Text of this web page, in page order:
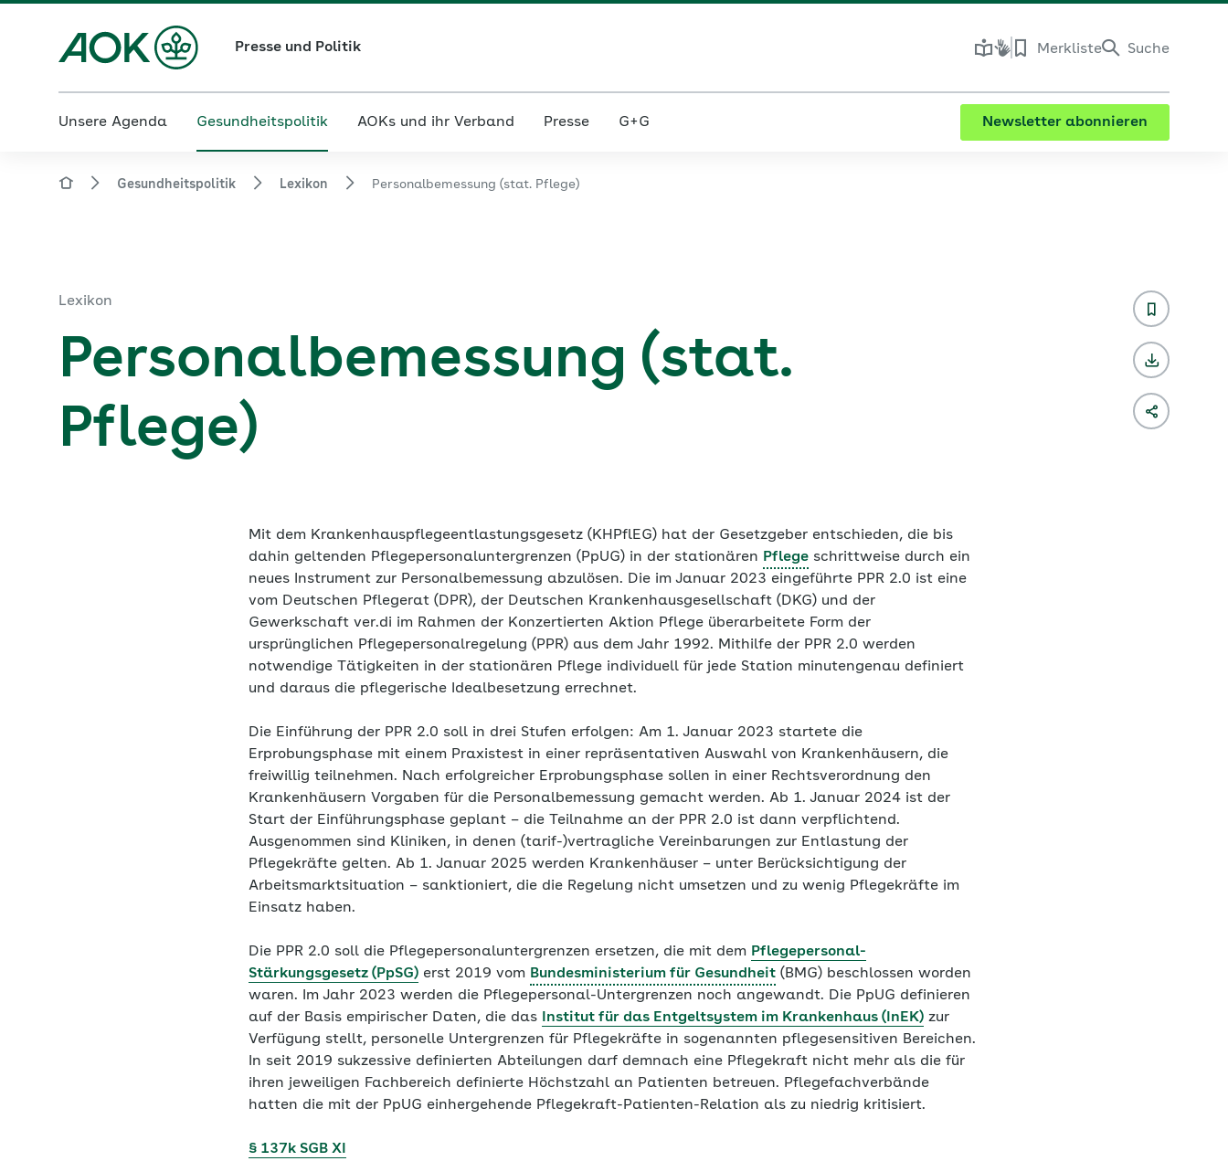
Presse und Politik Merkliste Suche
Unsere Agenda Gesundheitspolitik AOKs und ihr Verband Presse G+G Newsletter abonnieren
Gesundheitspolitik Lexikon Personalbemessung (stat. Pflege)
Lexikon
Personalbemessung (stat.
Pflege)
Mit dem Krankenhauspflegeentlastungsgesetz (KHPflEG) hat der Gesetzgeber entschieden, die bis
dahin geltenden Pflegepersonaluntergrenzen (PpUG) in der stationären Pflege schrittweise durch ein
neues Instrument zur Personalbemessung abzulösen. Die im Januar 2023 eingeführte PPR 2.0 ist eine
vom Deutschen Pflegerat (DPR), der Deutschen Krankenhausgesellschaft (DKG) und der
Gewerkschaft ver.di im Rahmen der Konzertierten Aktion Pflege überarbeitete Form der
ursprünglichen Pflegepersonalregelung (PPR) aus dem Jahr 1992. Mithilfe der PPR 2.0 werden
notwendige Tätigkeiten in der stationären Pflege individuell für jede Station minutengenau definiert
und daraus die pflegerische Idealbesetzung errechnet.
Die Einführung der PPR 2.0 soll in drei Stufen erfolgen: Am 1. Januar 2023 startete die
Erprobungsphase mit einem Praxistest in einer repräsentativen Auswahl von Krankenhäusern, die
freiwillig teilnehmen. Nach erfolgreicher Erprobungsphase sollen in einer Rechtsverordnung den
Krankenhäusern Vorgaben für die Personalbemessung gemacht werden. Ab 1. Januar 2024 ist der
Start der Einführungsphase geplant – die Teilnahme an der PPR 2.0 ist dann verpflichtend.
Ausgenommen sind Kliniken, in denen (tarif-)vertragliche Vereinbarungen zur Entlastung der
Pflegekräfte gelten. Ab 1. Januar 2025 werden Krankenhäuser – unter Berücksichtigung der
Arbeitsmarktsituation – sanktioniert, die die Regelung nicht umsetzen und zu wenig Pflegekräfte im
Einsatz haben.
Die PPR 2.0 soll die Pflegepersonaluntergrenzen ersetzen, die mit dem Pflegepersonal-
Stärkungsgesetz (PpSG) erst 2019 vom Bundesministerium für Gesundheit (BMG) beschlossen worden
waren. Im Jahr 2023 werden die Pflegepersonal-Untergrenzen noch angewandt. Die PpUG definieren
auf der Basis empirischer Daten, die das
Institut für das Entgeltsystem im Krankenhaus (InEK) zur
Verfügung stellt, personelle Untergrenzen für Pflegekräfte in sogenannten pflegesensitiven Bereichen.
In seit 2019 sukzessive definierten Abteilungen darf demnach eine Pflegekraft nicht mehr als die für
ihren jeweiligen Fachbereich definierte Höchstzahl an Patienten betreuen. Pflegefachverbände
hatten die mit der PpUG einhergehende Pflegekraft-Patienten-Relation als zu niedrig kritisiert.
§ 137k SGB XI